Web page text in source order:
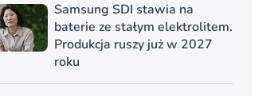
Samsung SDI stawia na
baterie ze stałym elektrolitem.
Produkcja ruszy już w 2027
roku